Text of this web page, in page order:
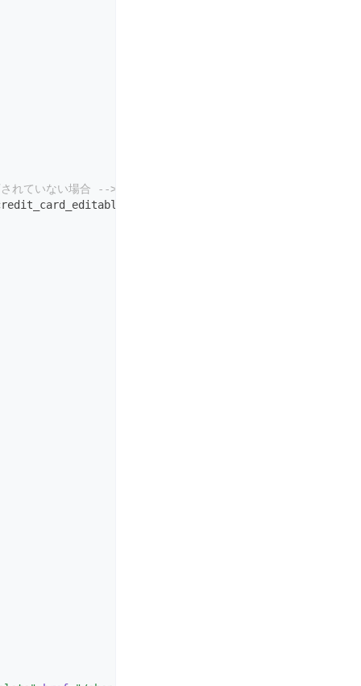
れていない場合 -->
%}